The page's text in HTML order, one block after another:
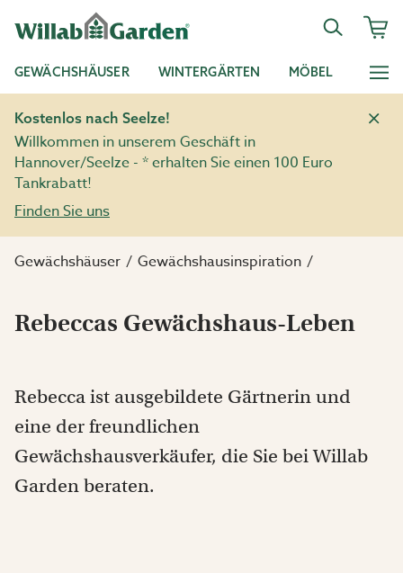
GEWÄCHSHÄUSER WINTERGÄRTEN MÖBEL
Kostenlos nach Seelze!
Willkommen in unserem Geschäft in
Hannover/Seelze - * erhalten Sie einen 100 Euro
Tankrabatt!
Finden Sie uns
Gewächshäuser Gewächshausinspiration
Rebeccas Gewächshaus-Leben
Rebecca ist ausgebildete Gärtnerin und
eine der freundlichen
Gewächshausverkäufer, die Sie bei Willab
Garden beraten.